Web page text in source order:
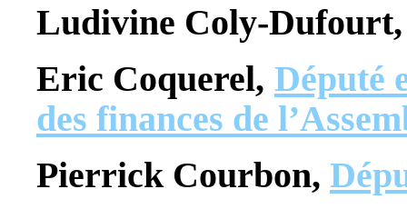
Ludivine Coly-
Eric Coquerel, Député
des finances de
Pierrick Courbon,